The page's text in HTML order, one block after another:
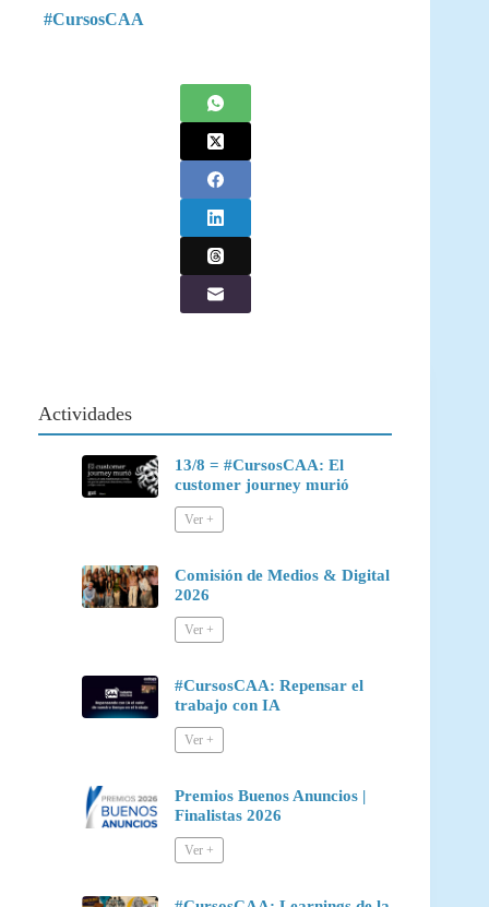
#CursosCAA
Actividades
13/8 = #CursosCAA: El
customer journey murió
Comisión de Medios & Digital
2026
#CursosCAA: Repensar el
trabajo con IA
Premios Buenos Anuncios |
Finalistas 2026